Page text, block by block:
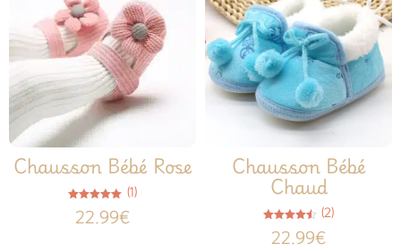
Chausson Bébé Rose
5.00
sur 5
(1)
22.99€
Chausson Bébé
Chaud
4.50
sur 5
(2)
22.99€